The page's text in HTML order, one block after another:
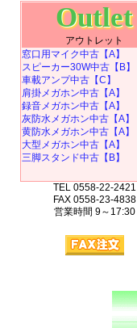
Outlet
アウトレット
窓口用マイク中古【A】
スピーカー30W中古【B】
車載アンプ中古【C】
肩掛メガホン中古【A】
録音メガホン中古【A】
灰防水メガホン中古【A】
黄防水メガホン中古【A】
大型メガホン中古【A】
三脚スタンド中古【B】
TEL 0558-22-2421
FAX 0558-23-4838
営業時間 9～17:30